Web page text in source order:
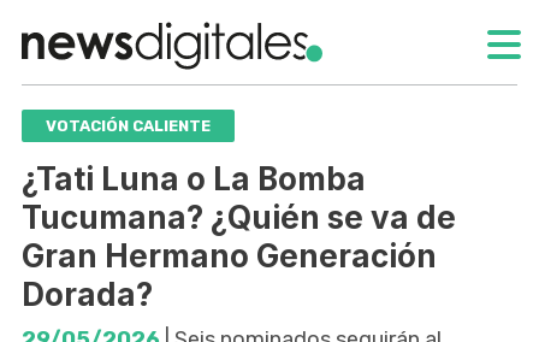
VOTACIÓN CALIENTE
¿Tati Luna o La Bomba
Tucumana? ¿Quién se va de
Gran Hermano Generación
Dorada?